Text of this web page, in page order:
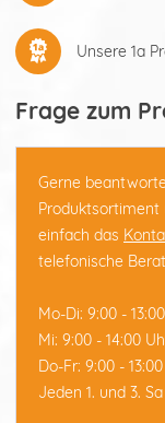
Unsere 1a
Frage zum
Gerne
Produktsortiment
einfach das
telefonische
Mo-Di: 9:00 -
Mi: 9:00 - 14:00
Do-Fr: 9:00 -
Jeden 1. und 3.